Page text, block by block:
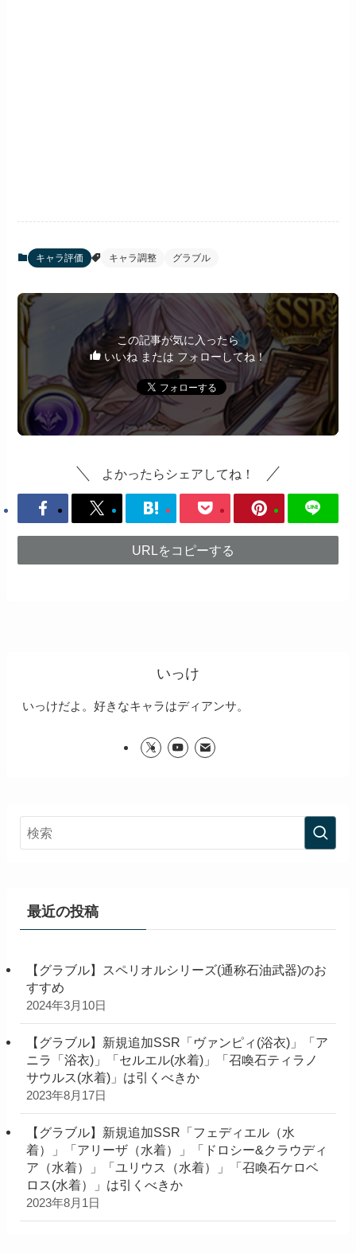
キャラ評価 キャラ調整 グラブル
この記事が気に入ったら
いいね または フォローしてね！
よかったらシェアしてね！
URLをコピーする
いっけ
いっけだよ。好きなキャラはディアンサ。
最近の投稿
【グラブル】スペリオルシリーズ(通称石油武器)のお
すすめ
2024年3月10日
【グラブル】新規追加SSR「ヴァンピィ(浴衣)」「ア
ニラ「浴衣)」「セルエル(水着)」「召喚石ティラノ
サウルス(水着)」は引くべきか
2023年8月17日
【グラブル】新規追加SSR「フェディエル（水
着）」「アリーザ（水着）」「ドロシー&クラウディ
ア（水着）」「ユリウス（水着）」「召喚石ケロベ
ロス(水着）」は引くべきか
2023年8月1日